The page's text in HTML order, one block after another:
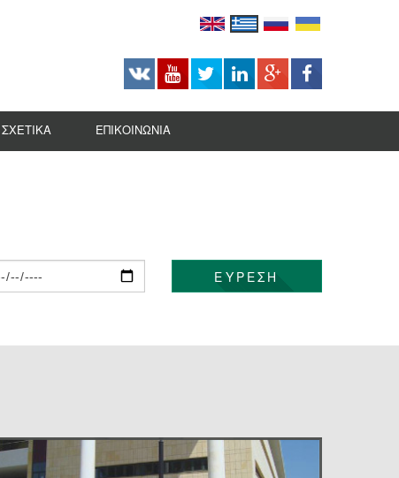
ΣΧΕΤΙΚΆ
ΒΡΑΒΕΙΑ
ΕΠΙΚΟΙΝΩΝΊΑ
ΕΥΡΕΣΗ